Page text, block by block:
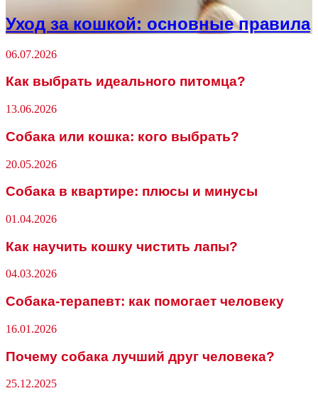
Уход за кошкой: основные правила
06.07.2026
Как выбрать идеального питомца?
13.06.2026
Собака или кошка: кого выбрать?
20.05.2026
Собака в квартире: плюсы и минусы
01.04.2026
Как научить кошку чистить лапы?
04.03.2026
Собака-терапевт: как помогает человеку
16.01.2026
Почему собака лучший друг человека?
25.12.2025